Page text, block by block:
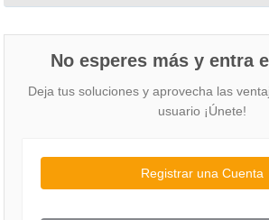
No esperes más y entra
Deja tus soluciones y aprovecha las
usuario ¡Únete!
Registrar una Cuenta